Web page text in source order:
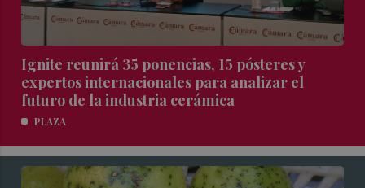
Ignite reunirá 35 ponencias, 15 pósteres y
expertos internacionales para analizar el
futuro de la industria cerámica
PLAZA